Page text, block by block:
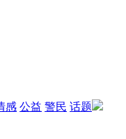
感 公益 警民 话题